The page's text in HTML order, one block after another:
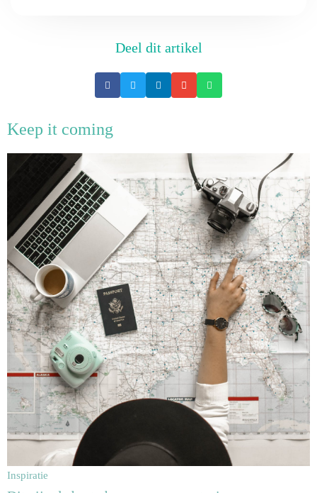
Deel dit artikel
Keep it coming
Inspiratie